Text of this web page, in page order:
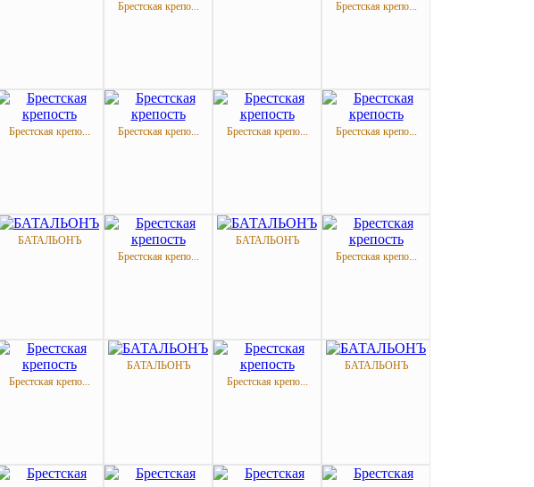
Брестская крепо...
Брестская крепо...
Брестская крепо... Брестская крепо... Брестская крепо... Брестская крепо...
БАТАЛЬОНЪ
Брестская крепо...
БАТАЛЬОНЪ
Брестская крепо...
Брестская крепо...
БАТАЛЬОНЪ
Брестская крепо...
БАТАЛЬОНЪ